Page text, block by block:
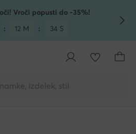
Vroči popusti do -35%!
: 12 M : 31 S
izdelek, stil